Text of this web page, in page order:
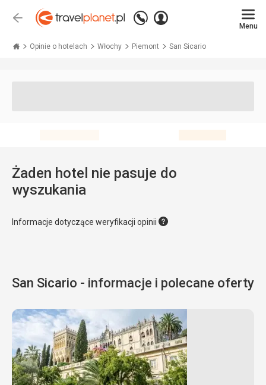
Wstecz
Zadzwoń
+48 71 771 76 55
Zaloguj
Menu
Opinie o hotelach Włochy Piemont San Sicario
Żaden hotel nie pasuje do
wyszukania
Informacje dotyczące weryfikacji opinii
San Sicario - informacje i polecane oferty